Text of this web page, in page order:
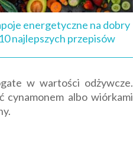
energetyczne na dobry
najlepszych przepisów
w wartości odżywcze.
cynamonem albo wiórkami